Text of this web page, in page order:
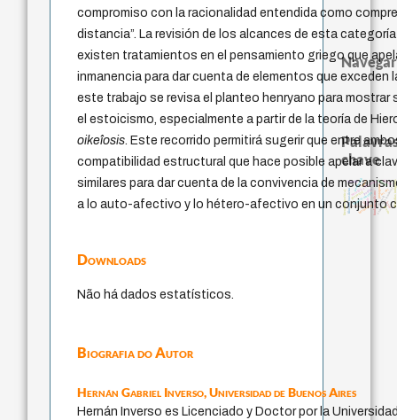
compromiso con la racionalidad entendida como
distancia”. La revisión de los alcances de esta
existen tratamientos en el pensamiento griego que
inmanencia para dar cuenta de elementos que exceden
este trabajo se revisa el planteo henryano para
el estoicismo, especialmente a partir de la teoría de
oikeîosis. Este recorrido permitirá sugerir que entre
compatibilidad estructural que hace posible apelar a
similares para dar cuenta de la convivencia de
a lo auto-afectivo y lo hétero-afectivo en un conjunto
Downloads
Não há dados estatísticos.
Biografia do Autor
Hernán Gabriel Inverso,Universidad de Buenos Aires
Hernán Inverso es Licenciado y Doctor por la
Navegar
chave
fundamentalismo jacobi
protágoras
experiência temporal
metafísica do tempo
género
idade
intolerância
homem-medida filosofias indígenas
filosofia brasileiraj.c.m. neto
palavra
literatura (poética) perdón
leyes
violencia
guayaquil
logos
pedagogia
lei
desejo
bataille